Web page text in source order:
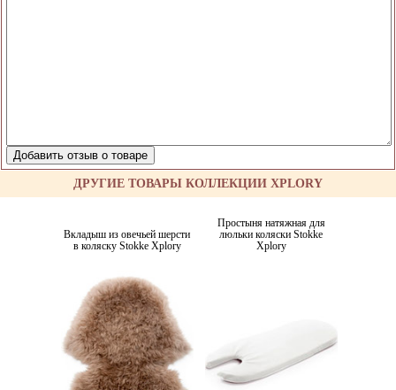
ДРУГИЕ ТОВАРЫ КОЛЛЕКЦИИ XPLORY
Вкладыш из овечьей шерсти
в коляску Stokke Xplory
Простыня натяжная для
люльки коляски Stokke
Xplory